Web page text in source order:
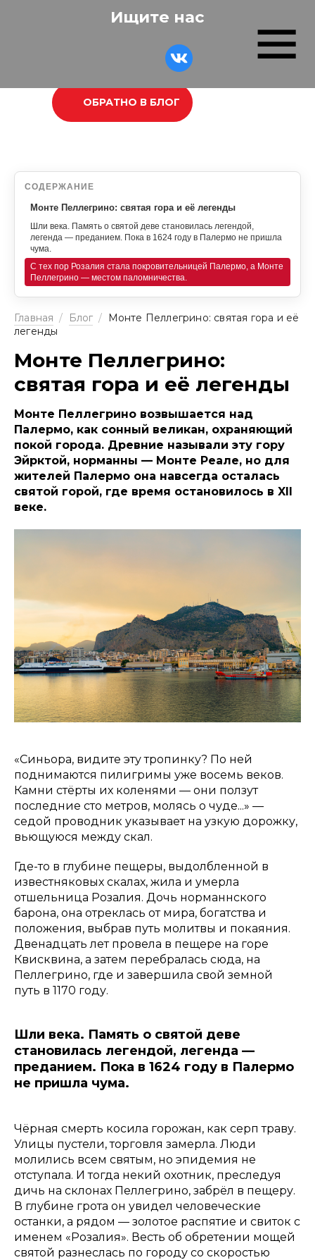
Ищите нас
ОБРАТНО В БЛОГ
СОДЕРЖАНИЕ
Монте Пеллегрино: святая гора и её легенды
Шли века. Память о святой деве становилась легендой,
легенда — преданием. Пока в 1624 году в Палермо не пришла
чума.
С тех пор Розалия стала покровительницей Палермо, а Монте
Пеллегрино — местом паломничества.
Главная / Блог /
Монте Пеллегрино: святая гора и её
легенды
Монте Пеллегрино:
святая гора и её легенды
Монте Пеллегрино возвышается над
Палермо, как сонный великан, охраняющий
покой города. Древние называли эту гору
Эйрктой, норманны — Монте Реале, но для
жителей Палермо она навсегда осталась
святой горой, где время остановилось в XII
веке.
«Синьора, видите эту тропинку? По ней
поднимаются пилигримы уже восемь веков.
Камни стёрты их коленями — они ползут
последние сто метров, молясь о чуде...» —
седой проводник указывает на узкую дорожку,
вьющуюся между скал.
Где-то в глубине пещеры, выдолбленной в
известняковых скалах, жила и умерла
отшельница Розалия. Дочь норманнского
барона, она отреклась от мира, богатства и
положения, выбрав путь молитвы и покаяния.
Двенадцать лет провела в пещере на горе
Квисквина, а затем перебралась сюда, на
Пеллегрино, где и завершила свой земной
путь в 1170 году.
Шли века. Память о святой деве
становилась легендой, легенда —
преданием. Пока в 1624 году в Палермо
не пришла чума.
Чёрная смерть косила горожан, как серп траву.
Улицы пустели, торговля замерла. Люди
молились всем святым, но эпидемия не
отступала. И тогда некий охотник, преследуя
дичь на склонах Пеллегрино, забрёл в пещеру.
В глубине грота он увидел человеческие
останки, а рядом — золотое распятие и свиток с
именем «Розалия». Весть об обретении мощей
святой разнеслась по городу со скоростью